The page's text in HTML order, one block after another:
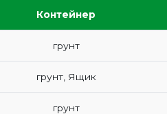
Контейнер
грунт
грунт, Ящик
грунт